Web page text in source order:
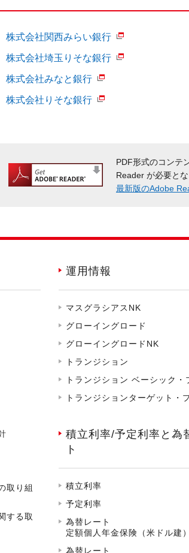
株式会社関西みらい銀行
株式会社埼玉りそな銀行
株式会社みなと銀行
株式会社りそな銀行
PDF形式のコンテ
Reader が必要とな
最新版のAdobe
取り組
する取
運用情報
マスグラシアスNK
グローイングロード
グローイングロードNK
トランジション
トランジション ベーシック・
トランジションターゲット・
積立利率/予定利率と為
ト
積立利率
予定利率
為替レート
定額個人年金保険（米ドル建）
為替レート